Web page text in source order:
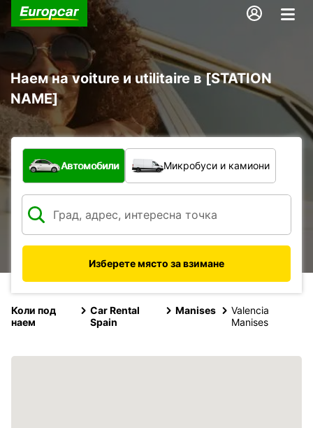
Наем на voiture и utilitaire в [STATION
NAME]
С какво превозно средство?
Автомобили Микробуси и камиони
Изберете място за взимане
Коли под
наем
Car Rental
Spain
Manises
Valencia
Manises